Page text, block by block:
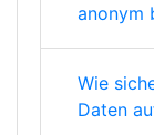
anonym
Wie
Daten